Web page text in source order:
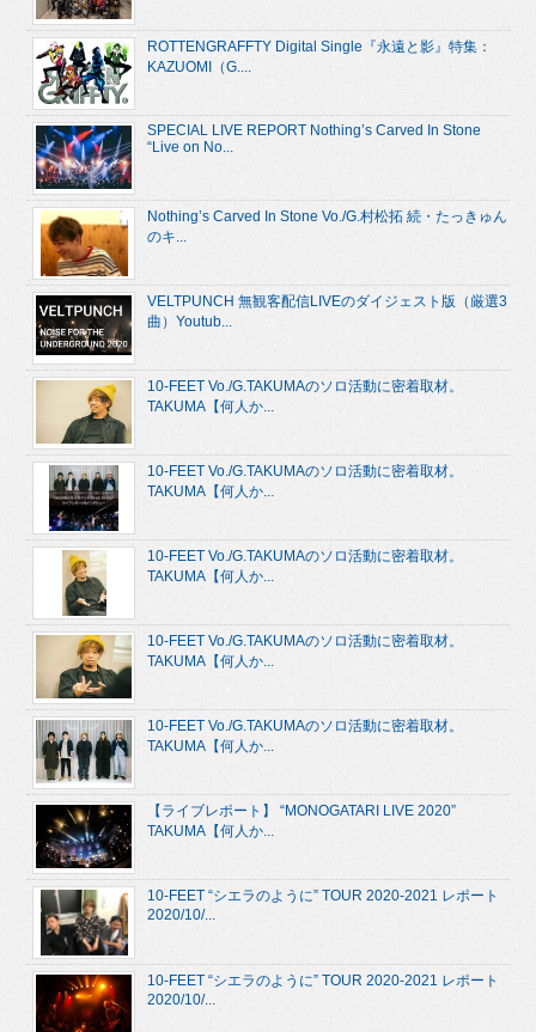
ROTTENGRAFFTY Digital Single『永遠と影』特集：
KAZUOMI（G....
SPECIAL LIVE REPORT Nothing’s Carved In Stone
“Live on No...
Nothing’s Carved In Stone Vo./G.村松拓 続・たっきゅん
のキ...
VELTPUNCH 無観客配信LIVEのダイジェスト版（厳選3
曲）Youtub...
10-FEET Vo./G.TAKUMAのソロ活動に密着取材。
TAKUMA【何人か...
10-FEET Vo./G.TAKUMAのソロ活動に密着取材。
TAKUMA【何人か...
10-FEET Vo./G.TAKUMAのソロ活動に密着取材。
TAKUMA【何人か...
10-FEET Vo./G.TAKUMAのソロ活動に密着取材。
TAKUMA【何人か...
10-FEET Vo./G.TAKUMAのソロ活動に密着取材。
TAKUMA【何人か...
【ライブレポート】 “MONOGATARI LIVE 2020”
TAKUMA【何人か...
10-FEET “シエラのように” TOUR 2020-2021 レポート
2020/10/...
10-FEET “シエラのように” TOUR 2020-2021 レポート
2020/10/...